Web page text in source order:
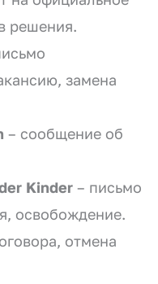
решения.
замена
– сообщение об
Kinder– письмо
освобождение.
отмена